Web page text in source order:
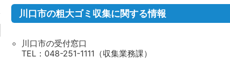
川口市の粗大ゴミ収集に関する情報
川口市の受付窓口
TEL：048-251-1111（収集業務課）